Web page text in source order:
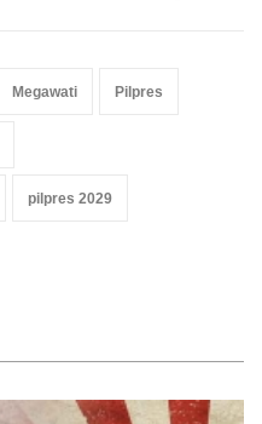
Megawati Pilpres
pilpres 2029